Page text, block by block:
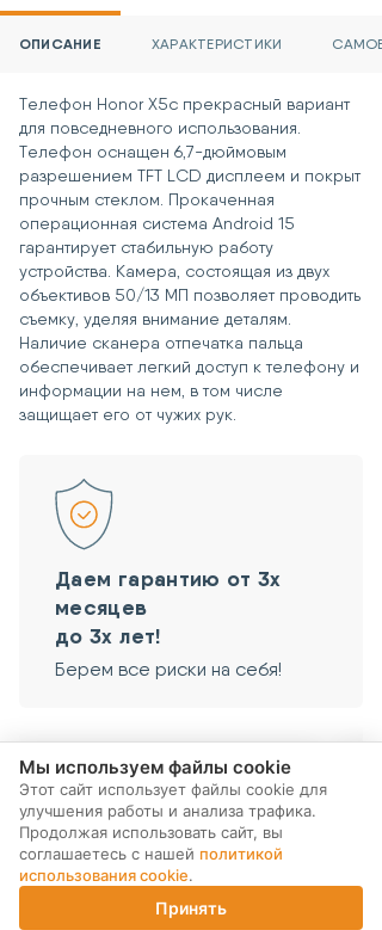
приобретена услуга «Возврат
Сохранены чек и гарантийный
талон.
Товар не был в употреблении.
Сохранены потребительские
свойства товара.
Сохранен товарный вид
устройства.
Сохранен товарный вид упаковки.
Сохранен товарный вид комплекта.
Отсутствуют какие-либо
пользовательские защитные
пароли и ключи.
ОПИСАНИЕ ХАРАКТЕРИСТИКИ
Телефон Honor X5c прекрасный вариант
для повседневного использования.
Телефон оснащен 6,7-дюймовым
разрешением TFT LCD дисплеем и покрыт
прочным стеклом. Прокаченная
операционная система Android 15
гарантирует стабильную работу
устройства. Камера, состоящая из двух
объективов 50/13 МП позволяет проводить
съемку, уделяя внимание деталям.
Наличие сканера отпечатка пальца
обеспечивает легкий доступ к телефону и
информации на нем, в том числе
защищает его от чужих рук.
Даем гарантию от 3х
месяцев
до 3х лет!
Берем все риски на себя!
#ЭКОНОМИЯ
Минимум денег –
максимумфункций!
Экономия до 50% стоимости
Корзина
Мы используем файлы cookie
Этот сайт использует файлы cookie для
улучшения работы и анализа трафика.
Продолжая использовать сайт, вы
соглашаетесь с нашей политикой
использования cookie.
Принять